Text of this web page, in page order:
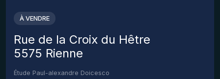
À VENDRE
Rue de la Croix du Hêtre
5575 Rienne
Étude Paul-alexandre Doicesco